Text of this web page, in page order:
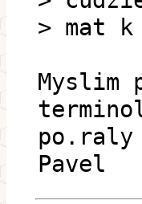
> mat k
Myslim
Pavel